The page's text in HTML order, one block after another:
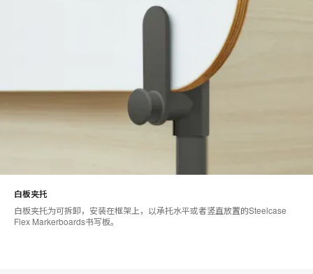
白板夹托
白板夹托为可拆卸，安装在框架上，以承托水平或者竖直放置的Steelcase
Flex Markerboards书写板。